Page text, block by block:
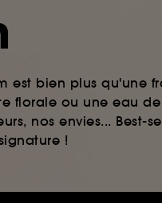
est bien plus qu'une
florale ou une eau
nos envies... Best-
!